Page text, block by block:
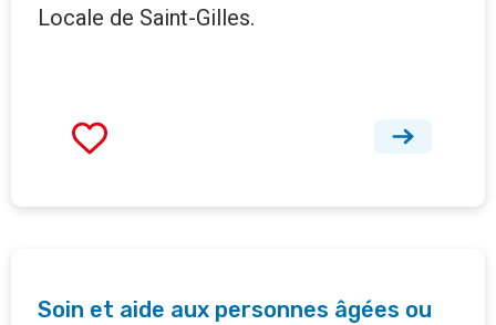
Locale de Saint-Gilles.
Soin et aide aux personnes âgées ou